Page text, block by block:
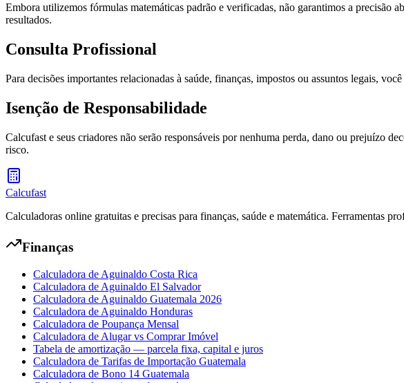
Embora utilizemos fórmulas matemáticas padrão e verificadas, não garantimos a precisão
resultados.
Consulta Profissional
Para decisões importantes relacionadas à saúde, finanças, impostos ou assuntos legais,
Isenção de Responsabilidade
Calcufast e seus criadores não serão responsáveis por nenhuma perda, dano ou prejuízo
risco.
Calcufast
Calculadoras online gratuitas e precisas para finanças, saúde e matemática. Ferramentas
Finanças
Calculadora de Aguinaldo Costa Rica
Calculadora de Aguinaldo El Salvador
Calculadora de Aguinaldo Guatemala 2026
Calculadora de Aguinaldo Honduras
Calculadora de Poupança Mensal
Calculadora de Alugar vs Comprar Imóvel
Tabela de amortização — parcela fixa, capital e juros
Calculadora de Tarifas de Importação Guatemala
Calculadora de Bono 14 Guatemala